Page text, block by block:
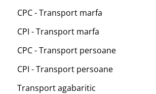
CPC - Transport marfa
CPI - Transport marfa
CPC - Transport persoane
CPI - Transport persoane
Transport agabaritic